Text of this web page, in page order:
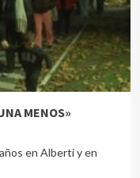
MENOS»
en Alberti y en